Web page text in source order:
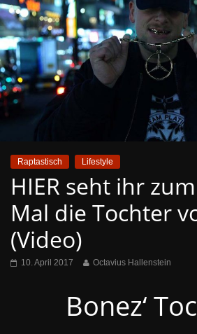
Raptastisch Lifestyle
HIER seht ihr
Mal die Tochter
(Video)
10. April 2017 Octavius Hallenstein
Bonez‘